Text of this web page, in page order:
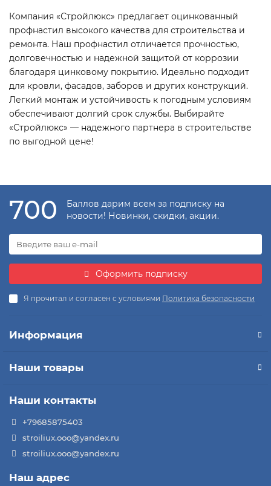
Компания «Стройлюкс» предлагает оцинкованный
профнастил высокого качества для строительства и
ремонта. Наш профнастил отличается прочностью,
долговечностью и надежной защитой от коррозии
благодаря цинковому покрытию. Идеально подходит
для кровли, фасадов, заборов и других конструкций.
Легкий монтаж и устойчивость к погодным условиям
обеспечивают долгий срок службы. Выбирайте
«Стройлюкс» — надежного партнера в строительстве
по выгодной цене!
700
Баллов дарим всем за подписку на
новости! Новинки, скидки, акции.
Оформить подписку
Я прочитал и согласен с условиями Политика безопасности
Информация
Наши товары
Наши контакты
+79685875403
stroiliux.ooo@yandex.ru
stroiliux.ooo@yandex.ru
Наш адрес